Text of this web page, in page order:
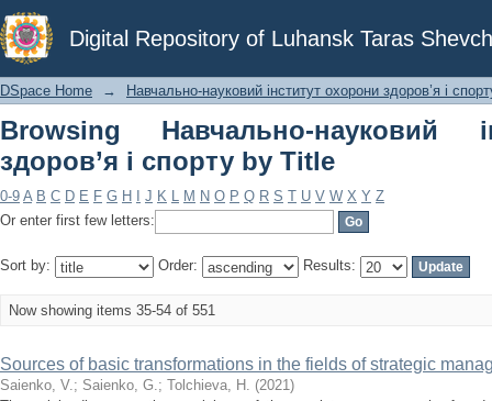
Digital Repository of Luhansk Taras
Browsing Навчально-науковий
DSpace Home → Навчально-науковий інститут охорони здоров’я і
Browsing Навчально-науковий
здоров’я і спорту by Title
0-9 A B C D E F G H J K L M N O P Q R S T U V W X Y Z
Or enter first few letters:
Sort by: Order: Results:
Now showing items 35-54 of 551
Sources of basic transformations in the fields of strategic
Saienko, V.; Saienko, G.; Tolchieva, H. (2021)